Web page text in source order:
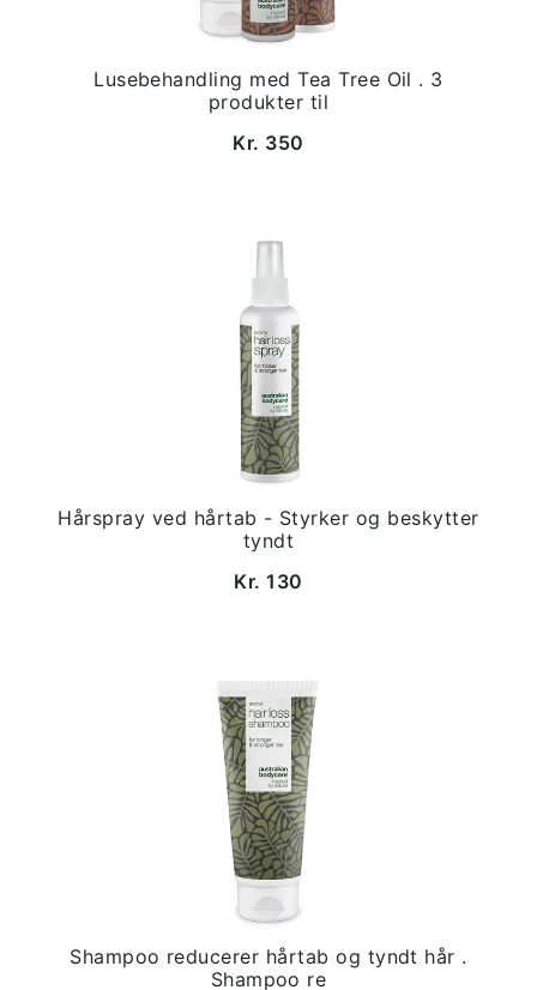
Lusebehandling med Tea Tree Oil . 3
produkter til
Kr. 350
Hårspray ved hårtab - Styrker og beskytter
tyndt
Kr. 130
Shampoo reducerer hårtab og tyndt hår .
Shampoo re